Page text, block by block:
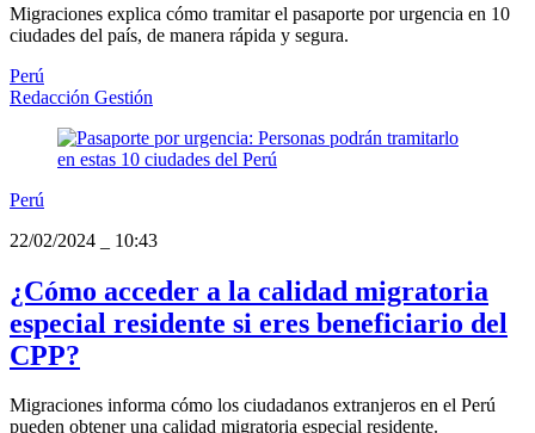
Migraciones explica cómo tramitar el pasaporte por urgencia en 10
ciudades del país, de manera rápida y segura.
Perú
Redacción Gestión
Perú
22/02/2024
10:43
¿Cómo acceder a la calidad migratoria
especial residente si eres beneficiario del
CPP?
Migraciones informa cómo los ciudadanos extranjeros en el Perú
pueden obtener una calidad migratoria especial residente.